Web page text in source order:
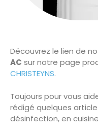
Découvrez le lien de
AC sur notre page
CHRISTEYNS.
Toujours pour vous
rédigé quelques
désinfection, en